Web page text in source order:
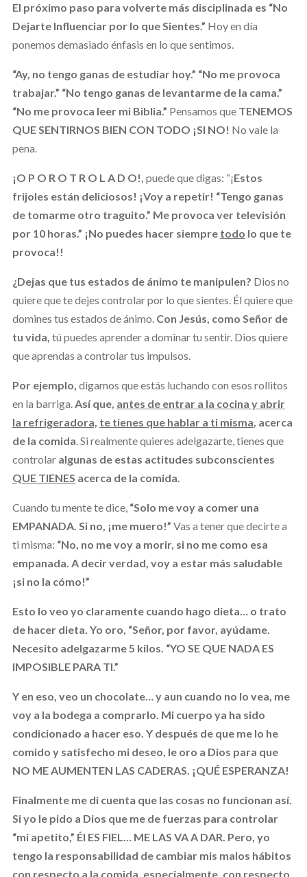
El próximo paso para volverte más disciplinada es “No
Dejarte Influenciar por lo que Sientes.” Hoy en día
ponemos demasiado énfasis en lo que sentimos.
“Ay, no tengo ganas de estudiar hoy.” “No me provoca
trabajar.” “No tengo ganas de levantarme de la cama.”
“No me provoca leer mi Biblia.” Pensamos que TENEMOS
QUE SENTIRNOS BIEN CON TODO ¡SI NO! No vale la
pena.
¡O P O R O T R O L A D O!, puede que digas: “¡Estos
frijoles están deliciosos! ¡Voy a repetir! “Tengo ganas
de tomarme otro traguito.” Me provoca ver televisión
por 10 horas.” ¡No puedes hacer siempre todo lo que te
provoca!!
¿Dejas que tus estados de ánimo te manipulen? Dios no
quiere que te dejes controlar por lo que sientes. Él quiere que
domines tus estados de ánimo. Con Jesús, como Señor de
tu vida, tú puedes aprender a dominar tu sentir. Dios quiere
que aprendas a controlar tus impulsos.
Por ejemplo, digamos que estás luchando con esos rollitos
en la barriga. Así que, antes de entrar a la cocina y abrir
la refrigeradora, te tienes que hablar a ti misma , acerca
de la comida . Si realmente quieres adelgazarte, tienes que
controlar algunas de estas actitudes subconscientes
QUE TIENES acerca de la comida.
Cuando tu mente te dice, “Solo me voy a comer una
EMPANADA. Si no, ¡me muero!” Vas a tener que decirte a
ti misma: “No, no me voy a morir, si no me como esa
empanada. A decir verdad, voy a estar más saludable
¡si no la cómo!”
Esto lo veo yo claramente cuando hago dieta… o trato
de hacer dieta. Yo oro, “Señor, por favor, ayúdame.
Necesito adelgazarme 5 kilos. “YO SE QUE NADA ES
IMPOSIBLE PARA TI.”
Y en eso, veo un chocolate… y aun cuando no lo vea, me
voy a la bodega a comprarlo. Mi cuerpo ya ha sido
condicionado a hacer eso. Y después de que me lo he
comido y satisfecho mi deseo, le oro a Dios para que
NO ME AUMENTEN LAS CADERAS. ¡QUÉ ESPERANZA!
Finalmente me di cuenta que las cosas no funcionan así.
Si yo le pido a Dios que me de fuerzas para controlar
“mi apetito,” Él ES FIEL… ME LAS VA A DAR. Pero, yo
tengo la responsabilidad de cambiar mis malos hábitos
con respecto a la comida, especialmente, con respecto